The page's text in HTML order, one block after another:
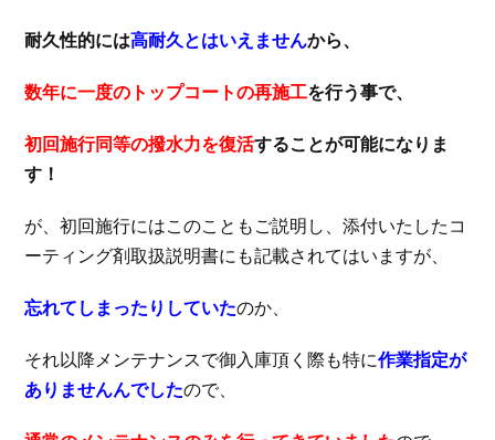
耐久性的には高耐久とはいえませんから、
数年に一度のトップコートの再施工を行う事で、
初回施行同等の撥水力を復活することが可能になりま
す！
が、初回施行にはこのこともご説明し、添付いたしたコ
ーティング剤取扱説明書にも記載されてはいますが、
忘れてしまったりしていたのか、
それ以降メンテナンスで御入庫頂く際も特に作業指定が
ありませんんでしたので、